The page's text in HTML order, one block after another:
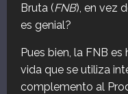
Bruta (FNB), en vez
es genial?
Pues bien, la FNB
vida que se utiliza
complemento al